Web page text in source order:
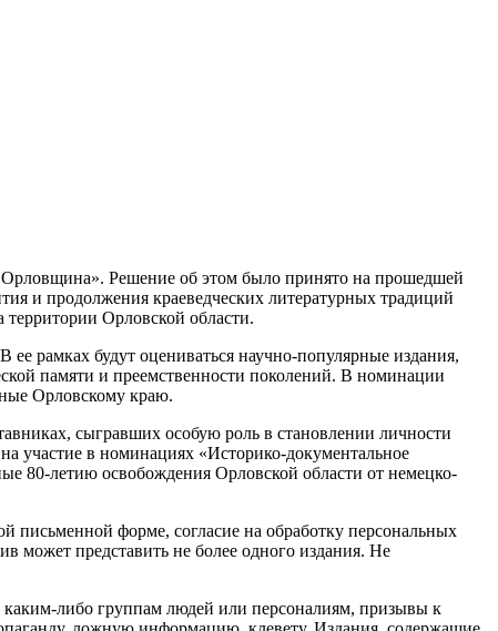
Орловщина». Решение об этом было принято на прошедшей
и продолжения краеведческих литературных традиций
Орловской области.
рамках будут оцениваться научно-популярные издания,
памяти и преемственности поколений. В номинации
Орловскому краю.
сыгравших особую роль в становлении личности
участие в номинациях «Историко-документальное
80-летию освобождения Орловской области от немецко-
письменной форме, согласие на обработку персональных
может представить не более одного издания. Не
либо группам людей или персоналиям, призывы к